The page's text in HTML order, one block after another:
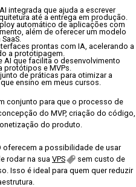
integrada que ajuda a escrever
até a entrega em produção.
automático de aplicações com
além de oferecer um modelo
prontas com IA, acelerando a
a prototipagem.
AI que facilita o desenvolvimento
e MVPs.
de práticas para otimizar a
ensino em meus cursos.
conjunto para que o processo de
do MVP, criação do código,
do produto.
oferecem a possibilidade de usar
rodar na sua VPS
sem custo de
Isso é ideal para quem quer reduzir